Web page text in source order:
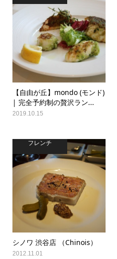
【自由が丘】mondo (モンド)
| 完全予約制の贅沢ラン...
2019.10.15
フレンチ
シノワ 渋谷店 （Chinois）
2012.11.01